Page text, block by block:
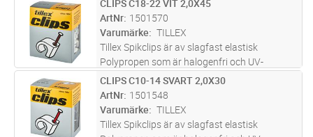
Danmark. För runda kablar 14-20mm i färgen
Vit. Elförzinkad härdad stålspik 2,0x45
mer
FP Lägg i kundvagn
CLIPS C18-22 VIT 2,0X45
ArtNr 1501570
Varumärke
TILLEX
Tillex Spikclips är av slagfast elastisk
Polypropen som är halogenfri och UV-
beständig i hög kvalité från fabriken i
Danmark. För runda kablar 18-22mm i färgen
Vit. Elförzinkad härdad stålspik 2,0x45
mer
FP Lägg i kundvagn
CLIPS C10-14 SVART 2,0X30
ArtNr 1501548
Varumärke
TILLEX
Tillex Spikclips är av slagfast elastisk